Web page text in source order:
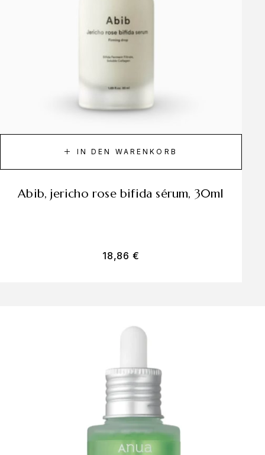
IN DEN WARENKORB
abib, jericho rose bifida sérum, 30ml
18,86 €